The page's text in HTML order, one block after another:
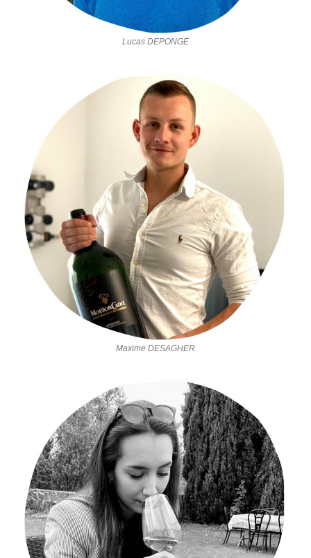
Lucas DEPONGE
Maxime DESAGHER